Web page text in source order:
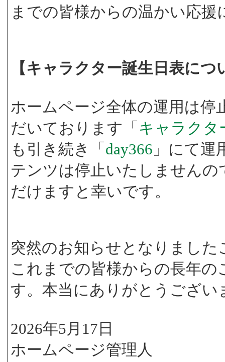
までの皆様からの温かい応
【キャラクター誕生日表に
ホームページ全体の運用は停
だいております「 キャラクタ
も引き続き「 day366 」にて
テンツは停止いたしません
だけますと幸いです。
突然のお知らせとなりまし
これまでの皆様からの長年
す。本当にありがとうござい
2026年5月17日
ホームページ管理人